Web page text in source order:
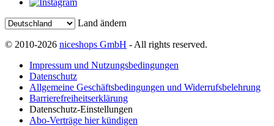
Land ändern
© 2010-2026 niceshops GmbH - All rights reserved.
Impressum und Nutzungsbedingungen
Datenschutz
Allgemeine Geschäftsbedingungen und Widerrufsbelehrung
Barrierefreiheitserklärung
Datenschutz-Einstellungen
Abo-Verträge hier kündigen